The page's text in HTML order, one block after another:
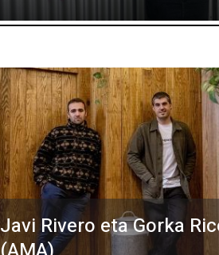
Javi Rivero eta Gorka